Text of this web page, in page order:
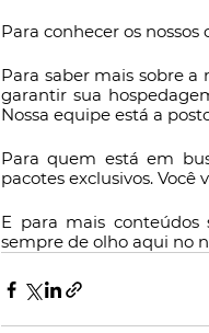
Para conhecer os
Para saber mais sobre a
garantir sua
Nossa equipe está a
Para quem está em
pacotes exclusivos. Você
E para mais
sempre de olho aqui no